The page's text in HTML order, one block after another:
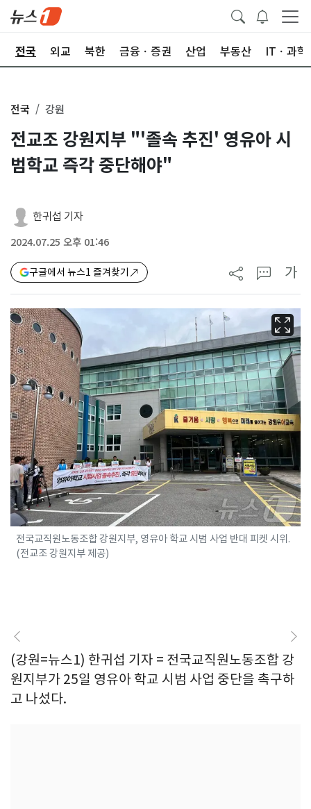
전국 외교 북한 금융ㆍ증권 산업 부동산 ITㆍ과학
전국 강원
전교조 강원지부 "'졸속 추진' 영유아 시
범학교 즉각 중단해야"
한귀섭 기자
2024.07.25 오후 01:46
구글에서 뉴스1 즐겨찾기 가
전국교직원노동조합 강원지부, 영유아 학교 시범 사업 반대 피켓 시위.
(전교조 강원지부 제공)
(강원=뉴스1) 한귀섭 기자 = 전국교직원노동조합 강
원지부가 25일 영유아 학교 시범 사업 중단을 촉구하
고 나섰다.